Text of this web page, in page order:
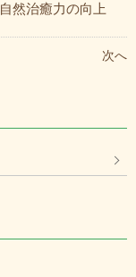
然治癒力の向上
次へ